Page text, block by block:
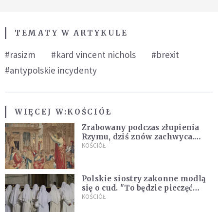
TEMATY W ARTYKULE
#rasizm #kard vincent nichols
#brexit
#antypolskie incydenty
WIĘCEJ W:KOŚCIÓŁ
Zrabowany podczas złupienia
Rzymu, dziś znów zachwyca.
Wyjątkowy arras w Castel
KOŚCIÓŁ
Polskie siostry zakonne modlą
się o cud. "To będzie pieczęć
Pana Boga dla naszej wiary"
KOŚCIÓŁ